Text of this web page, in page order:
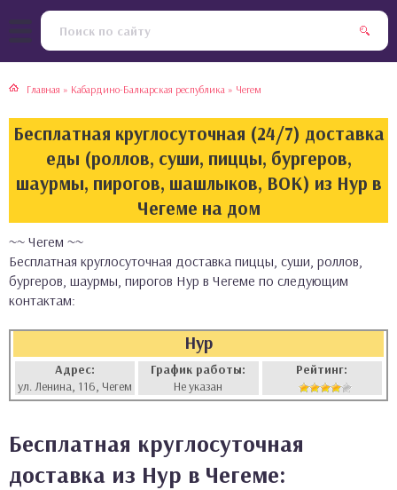
Главная » Кабардино-Балкарская республика » Чегем
Бесплатная круглосуточная (24/7) доставка
еды (роллов, суши, пиццы, бургеров,
шаурмы, пирогов, шашлыков, ВОК) из Нур в
Чегеме на дом
~~ Чегем ~~
Бесплатная круглосуточная доставка пиццы, суши, роллов,
бургеров, шаурмы, пирогов Нур в Чегеме по следующим
контактам:
Нур
Адрес:
ул. Ленина, 116, Чегем
График работы:
Не указан
Рейтинг:
Бесплатная круглосуточная
доставка из Нур в Чегеме:
кухня
кухня
кухня
кухня
булочки